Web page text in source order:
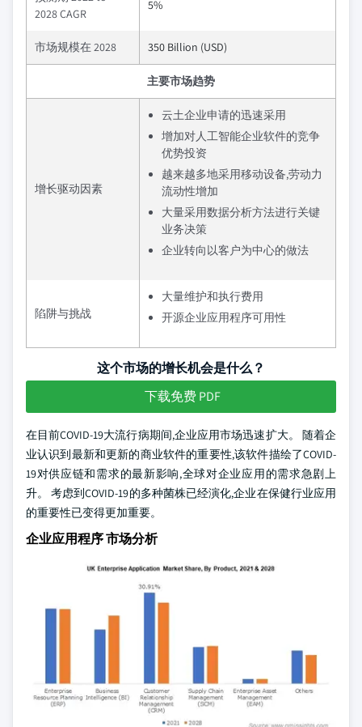
2028 CAGR
5%
市场规模在 2028 350 Billion (USD)
主要市场趋势
增长驱动因素
云土企业申请的迅速采用
增加对人工智能企业软件的竞争
优势投资
越来越多地采用移动设备,劳动力
流动性增加
大量采用数据分析方法进行关键
业务决策
企业转向以客户为中心的做法
陷阱与挑战
大量维护和执行费用
开源企业应用程序可用性
这个市场的增长机会是什么？
下载免费 PDF
在目前COVID-19大流行病期间,企业应用市场迅速扩大。 随着企
业认识到最新和更新的商业软件的重要性,该软件描绘了COVID-
19对供应链和需求的最新影响,全球对企业应用的需求急剧上
升。 考虑到COVID-19的多种菌株已经演化,企业在保健行业应用
的重要性已变得更加重要。
企业应用程序 市场分析